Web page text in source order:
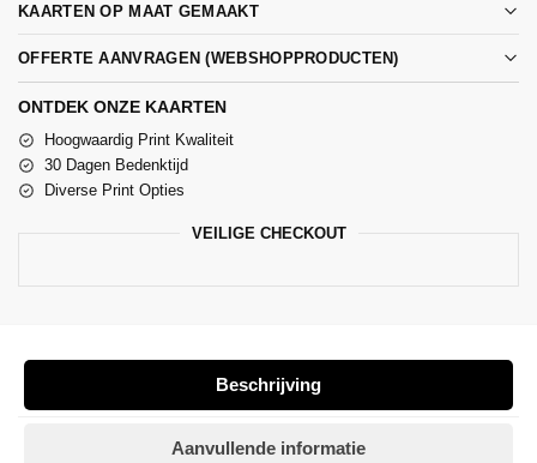
KAARTEN OP MAAT GEMAAKT
OFFERTE AANVRAGEN (WEBSHOPPRODUCTEN)
ONTDEK ONZE KAARTEN
Hoogwaardig Print Kwaliteit
30 Dagen Bedenktijd
Diverse Print Opties
VEILIGE CHECKOUT
Beschrijving
Aanvullende informatie